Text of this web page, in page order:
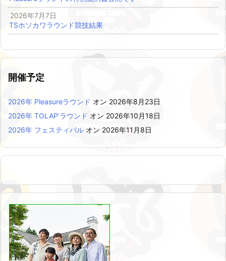
2026年7月7日
TSホソカワラウンド競技結果
開催予定
2026年 Pleasureラウンド オン 2026年8月23日
2026年 TOLAP’ラウンド オン 2026年10月18日
2026年 フェスティバル オン 2026年11月8日